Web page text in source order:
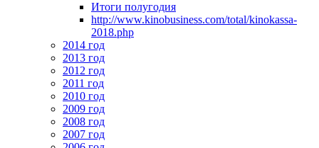
Итоги полугодия
http://www.kinobusiness.com/total/kinokassa-
2018.php
2014 год
2013 год
2012 год
2011 год
2010 год
2009 год
2008 год
2007 год